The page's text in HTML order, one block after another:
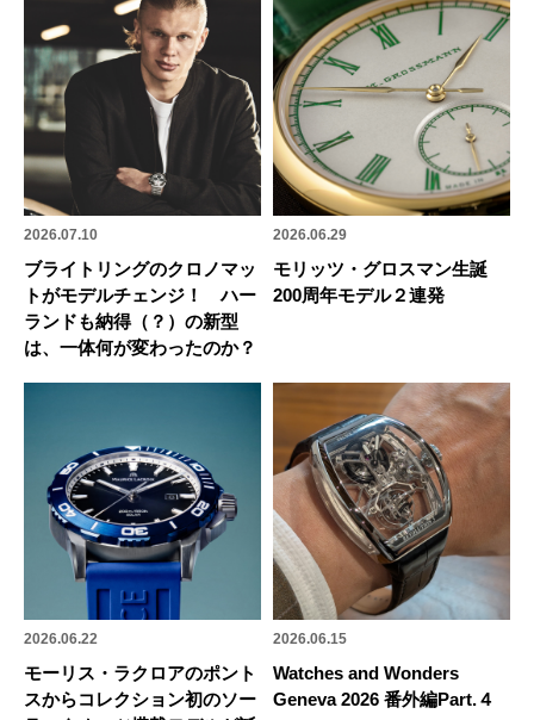
2026.07.10
ブライトリングのクロノマッ
トがモデルチェンジ！ ハー
ランドも納得（？）の新型
は、一体何が変わったのか？
2026.06.29
モリッツ・グロスマン生誕
200周年モデル２連発
2026.06.22
モーリス・ラクロアのポント
スからコレクション初のソー
2026.06.15
Watches and Wonders
Geneva 2026 番外編Part.４